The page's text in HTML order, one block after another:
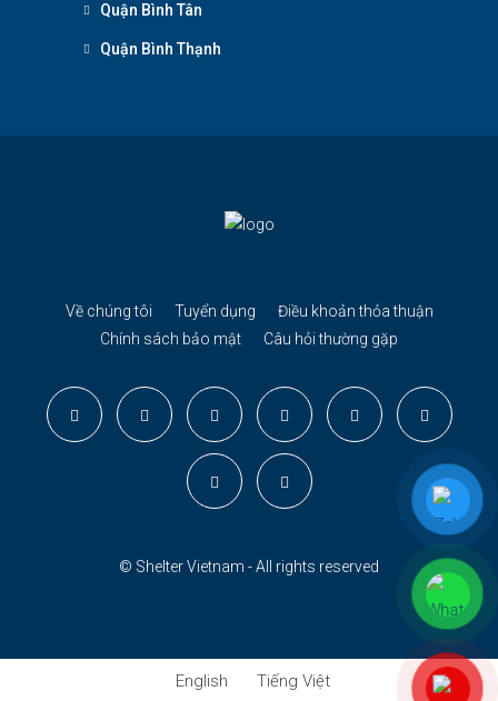
Quận Bình Tân
Quận Bình Thạnh
Về chúng tôi Tuyển dụng
Điều khoản thỏa thuận
Chính sách bảo mật
Câu hỏi thường gặp
© Shelter Vietnam - All rights reserved
English Tiếng Việt